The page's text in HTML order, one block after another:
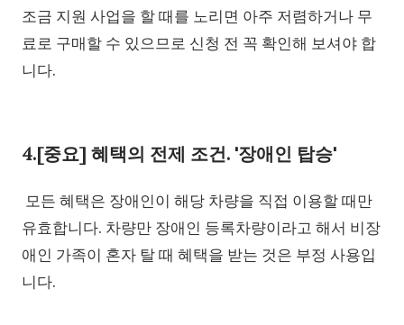
조금 지원 사업을 할 때를 노리면 아주 저렴하거나 무
료로 구매할 수 있으므로 신청 전 꼭 확인해 보셔야 합
니다.
4.[중요] 혜택의 전제 조건. '장애인 탑승'
모든 혜택은 장애인이 해당 차량을 직접 이용할 때만
유효합니다. 차량만 장애인 등록차량이라고 해서 비장
애인 가족이 혼자 탈 때 혜택을 받는 것은 부정 사용입
니다.